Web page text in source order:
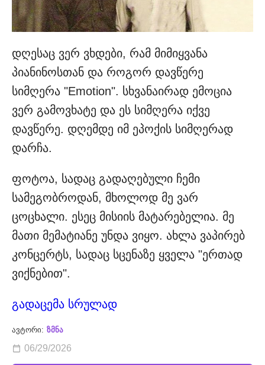
დღესაც ვერ ვხდები, რამ მიმიყვანა
პიანინოსთან და როგორ დავწერე
სიმღერა "Emotion". სხვანაირად ემოცია
ვერ გამოვხატე და ეს სიმღერა იქვე
დავწერე. დღემდე იმ ეპოქის სიმღერად
დარჩა.
ფოტოა, სადაც გადაღებული ჩემი
სამეგობროდან, მხოლოდ მე ვარ
ცოცხალი. ესეც მისიის მატარებელია. მე
მათი მემატიანე უნდა ვიყო. ახლა ვაპირებ
კონცერტს, სადაც სცენაზე ყველა "ერთად
ვიქნებით".
გადაცემა სრულად
ავტორი: ზმნა
06/29/2026